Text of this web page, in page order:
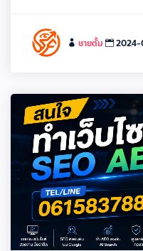
ชายตั้ม 2024-